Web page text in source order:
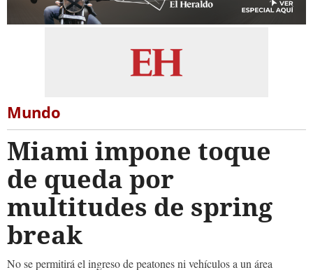
Mundo
Miami impone toque
de queda por
multitudes de spring
break
No se permitirá el ingreso de peatones ni vehículos a un área